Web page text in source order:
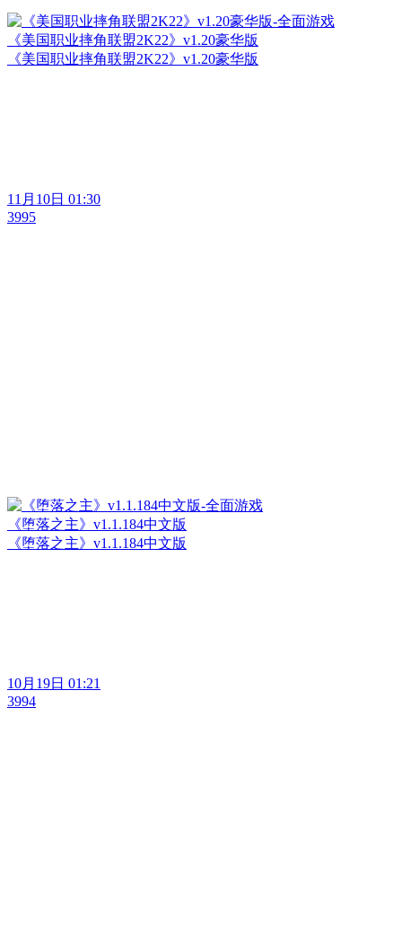
《美国职业摔角联盟2K22》v1.20豪华版
《美国职业摔角联盟2K22》v1.20豪华版
11月10日 01:30
3995
《堕落之主》v1.1.184中文版
《堕落之主》v1.1.184中文版
10月19日 01:21
3994